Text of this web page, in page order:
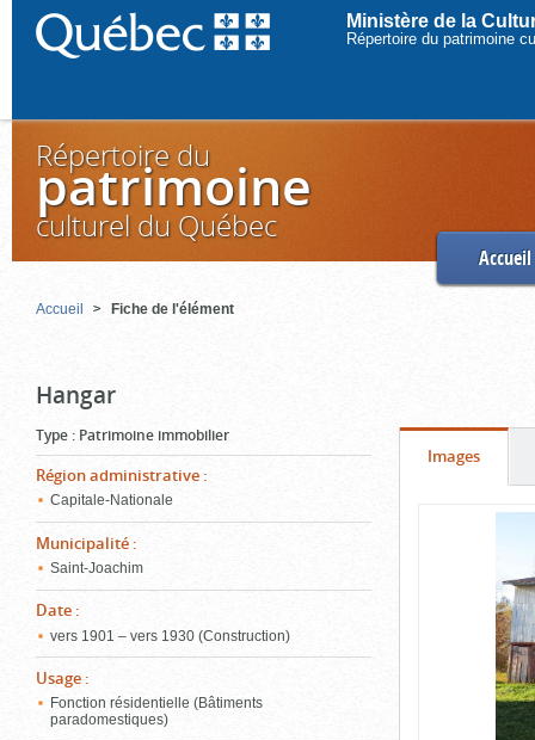
Ministère de la
Répertoire du patrimoine
Répertoire du
patrimoine
culturel du Québec
Accueil
Accueil Fiche de l'élément
Hangar
Type : Patrimoine immobilier
Région administrative :
Capitale-Nationale
Municipalité :
Saint-Joachim
Date :
vers 1901 – vers 1930 (Construction)
Usage :
Fonction résidentielle (Bâtiments
paradomestiques)
Onglet
Images(cliquer
pour
Contenu